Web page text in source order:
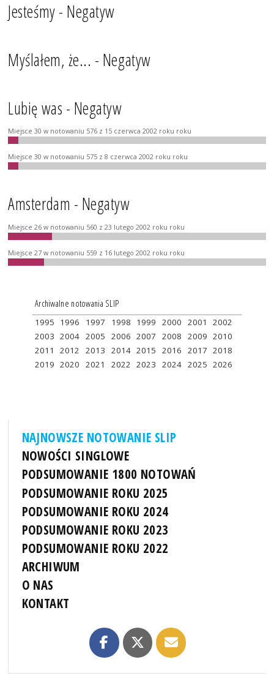
Jesteśmy - Negatyw
Myślałem, że... - Negatyw
Lubię was - Negatyw
Miejsce 30 w notowaniu 576 z 15 czerwca 2002 roku roku
Miejsce 30 w notowaniu 575 z 8 czerwca 2002 roku roku
Amsterdam - Negatyw
Miejsce 26 w notowaniu 560 z 23 lutego 2002 roku roku
Miejsce 27 w notowaniu 559 z 16 lutego 2002 roku roku
Archiwalne notowania SLIP
1995 1996 1997 1998 1999 2000 2001
2002
2003 2004 2005 2006 2007 2008 2009 2010
2011
2012 2013 2014 2015 2016 2017 2018
2019 2020 2021 2022 2023 2024 2025 2026
NAJNOWSZE NOTOWANIE SLIP
NOWOŚCI SINGLOWE
PODSUMOWANIE 1800 NOTOWAŃ
PODSUMOWANIE ROKU 2025
PODSUMOWANIE ROKU 2024
PODSUMOWANIE ROKU 2023
PODSUMOWANIE ROKU 2022
ARCHIWUM
O NAS
KONTAKT